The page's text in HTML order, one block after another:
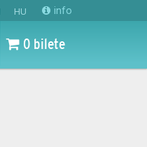
HU info
0 bilete